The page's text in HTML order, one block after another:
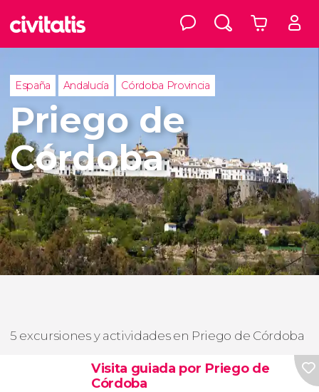
España Andalucía Córdoba Provincia
Priego de
Córdoba
5 excursiones y actividades en Priego de Córdoba
Visita guiada por Priego de
Córdoba